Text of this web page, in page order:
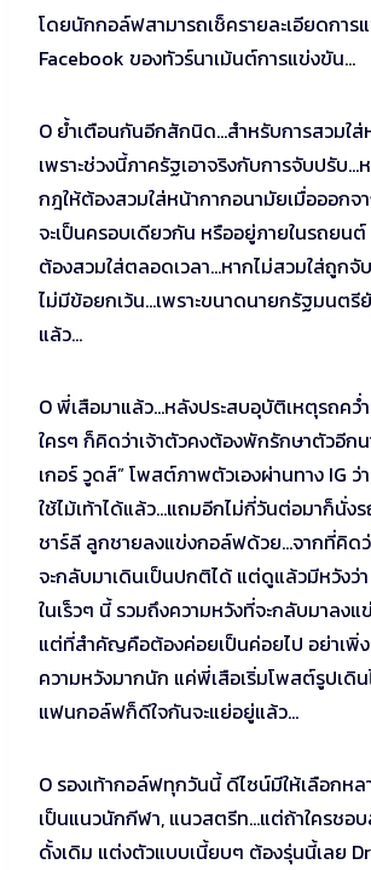
โดยนักกอล์ฟสามารถเช็ครายละเอียดการ
Facebook ของทัวร์นาเม้นต์การแข่งขัน…
O ย้ำเตือนกันอีกสักนิด…สำหรับการสวมใ
เพราะช่วงนี้ภาครัฐเอาจริงกับการจับปรับ
กฎให้ต้องสวมใส่หน้ากากอนามัยเมื่อออกจ
จะเป็นครอบเดียวกัน หรืออยู่ภายในรถยน
ต้องสวมใส่ตลอดเวลา…หากไม่สวมใส่ถูก
ไม่มีข้อยกเว้น…เพราะขนาดนายกรัฐมนตรี
แล้ว…
O พี่เสือมาแล้ว…หลังประสบอุบัติเหตุรถคว่
ใครๆ ก็คิดว่าเจ้าตัวคงต้องพักรักษาตัวอีก
เกอร์ วูดส์” โพสต์ภาพตัวเองผ่านทาง IG ว่
ใช้ไม้เท้าได้แล้ว…แถมอีกไม่กี่วันต่อมาก็นั่ง
ชาร์ลี ลูกชายลงแข่งกอล์ฟด้วย…จากที่คิด
จะกลับมาเดินเป็นปกติได้ แต่ดูแล้วมีหวังว่
ในเร็วๆ นี้ รวมถึงความหวังที่จะกลับมาลง
แต่ที่สำคัญคือต้องค่อยเป็นค่อยไป อย่าเพิ่
ความหวังมากนัก แค่พี่เสือเริ่มโพสต์รูปเดิ
แฟนกอล์ฟก็ดีใจกันจะแย่อยู่แล้ว…
O รองเท้ากอล์ฟทุกวันนี้ ดีไซน์มีให้เลือกหล
เป็นแนวนักกีฬา, แนวสตรีท…แต่ถ้าใครชอ
ดั้งเดิม แต่งตัวแบบเนี้ยบๆ ต้องรุ่นนี้เลย